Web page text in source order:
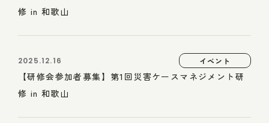
修 in 和歌山
2025.12.16 イベント
【研修会参加者募集】第1回災害ケースマネジメント研
修 in 和歌山